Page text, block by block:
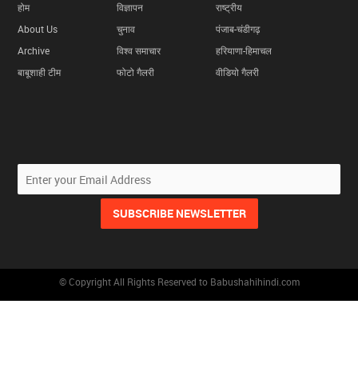
होम
About Us
Archive
बाबूशाही टीम
विज्ञापन
चुनाव
विश्व समाचार
फोटो गैलरी
राष्ट्रीय
पंजाब-चंडीगढ़
हरियाणा-हिमाचल
वीडियो गैलरी
© Copyright All Rights Reserved to Babushahihindi.com